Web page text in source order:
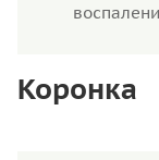
Коронка